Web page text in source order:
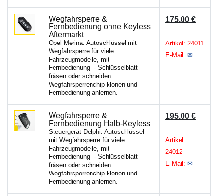
Wegfahrsperre &
Fernbedienung ohne Keyless
Aftermarkt
Opel Merina. Autoschlüssel mit
Wegfahrsperre für viele
Fahrzeugmodelle, mit
Fernbedienung. - Schlüsselblatt
fräsen oder schneiden.
Wegfahrsperrenchip klonen und
Fernbedienung anlernen.
175.00 €
Artikel: 24011
E-Mail: ✉
Wegfahrsperre &
Fernbedienung Halb-Keyless
Steuergerät Delphi. Autoschlüssel
mit Wegfahrsperre für viele
Fahrzeugmodelle, mit
Fernbedienung. - Schlüsselblatt
fräsen oder schneiden.
Wegfahrsperrenchip klonen und
Fernbedienung anlernen.
195.00 €
Artikel:
24012
E-Mail: ✉